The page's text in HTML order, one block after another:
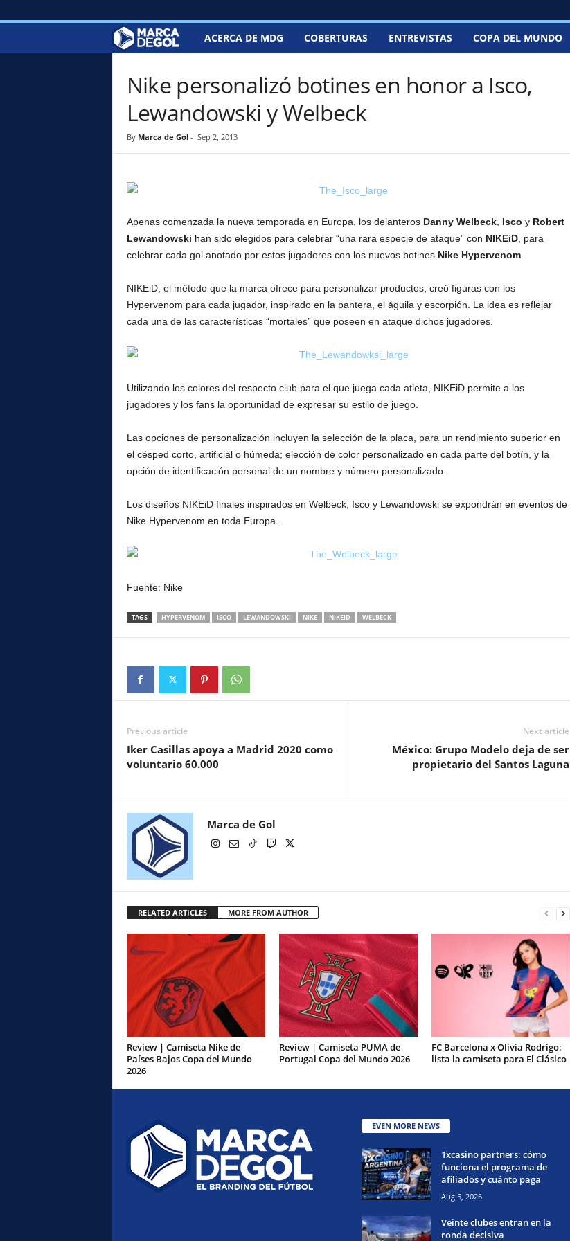
e
l
ACERCA DE MDG COBERTURAS ENTREVISTAS COPA DEL MUNDO
Nike personalizó botines en honor a Isco,
Lewandowski y Welbeck
By Marca de Gol- Sep 2, 2013
Apenas comenzada la nueva temporada en Europa, los delanterosDanny Welbeck, Isco y Robert
Lewandowski han sido elegidos para celebrar “una rara especie de ataque” con NIKEiD, para
celebrar cada gol anotado por estos jugadores con los nuevos botines Nike Hypervenom.
NIKEiD, el método que la marca ofrece para personalizar productos, creó figuras con los
Hypervenom para cada jugador, inspirado en la pantera, el águila y escorpión. La idea es reflejar
cada una de las características “mortales” que poseen en ataque dichos jugadores.
Utilizando los colores del respecto club para el que juega cada atleta, NIKEiD permite a los
jugadores y los fans la oportunidad de expresar su estilo de juego.
Las opciones de personalización incluyen la selección de la placa, para un rendimiento superior en
el césped corto, artificial o húmeda; elección de color personalizado en cada parte del botín, y la
opción de identificación personal de un nombre y número personalizado.
Los diseños NIKEiD finales inspirados en Welbeck, Isco y Lewandowski se expondrán en eventos de
Nike Hypervenom en toda Europa.
Fuente: Nike
TAGS HYPERVENOM ISCO LEWANDOWSKI NIKE NIKEID WELBECK
Previous article
Iker Casillas apoya a Madrid 2020 como
voluntario 60.000
Next article
México: Grupo Modelo deja de ser
propietario del Santos Laguna
Marca de Gol
RELATED ARTICLES MORE FROM AUTHOR
Review | Camiseta Nike de
Países Bajos Copa del Mundo
2026
Review | Camiseta PUMA de
Portugal Copa del Mundo 2026
FC Barcelona x Olivia Rodrigo:
lista la camiseta para El Clásico
EVEN MORE NEWS
1xcasino partners: cómo
funciona el programa de
afiliados y cuánto paga
Aug 5, 2026
Veinte clubes entran en la
ronda decisiva